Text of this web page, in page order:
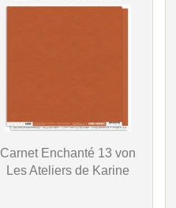
Carnet Enchanté 13 von
Les Ateliers de Karine